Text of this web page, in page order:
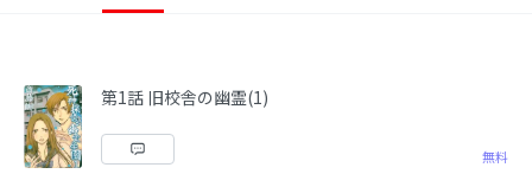
第1話 旧校舎の幽霊(1)
無料